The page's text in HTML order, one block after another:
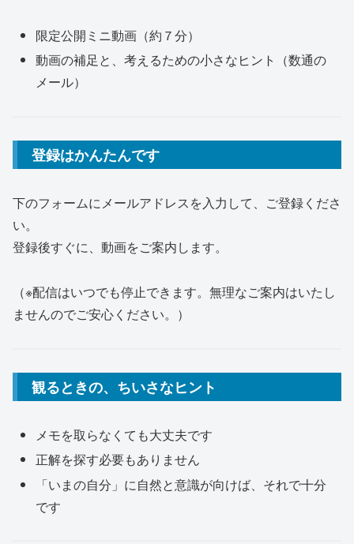
限定公開ミニ動画（約７分）
動画の補足と、考えるための小さなヒント（数通の
メール）
登録はかんたんです
下のフォームにメールアドレスを入力して、ご登録くださ
い。
登録後すぐに、動画をご案内します。
（※配信はいつでも停止できます。無理なご案内はいたし
ませんのでご安心ください。）
観るときの、ちいさなヒント
メモを取らなくても大丈夫です
正解を探す必要もありません
「いまの自分」に自然と意識が向けば、それで十分
です